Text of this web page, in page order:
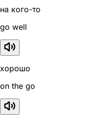
на кого-то
go well
хорошо
on the go